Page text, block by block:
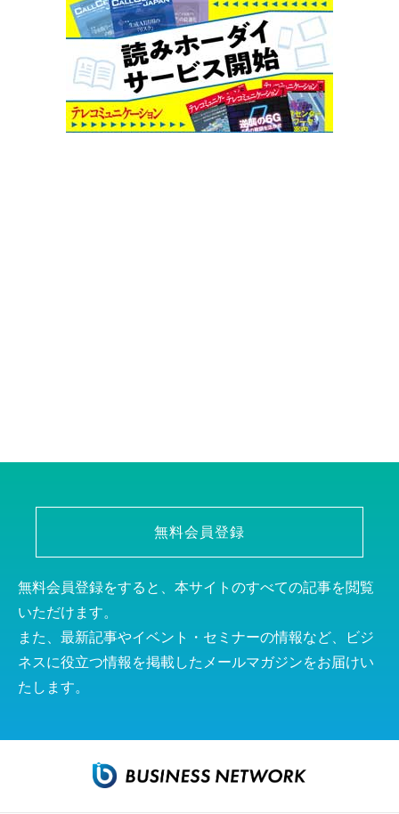
無料会員登録
無料会員登録をすると、本サイトのすべての記事を閲覧
いただけます。
また、最新記事やイベント・セミナーの情報など、ビジ
ネスに役立つ情報を掲載したメールマガジンをお届けい
たします。